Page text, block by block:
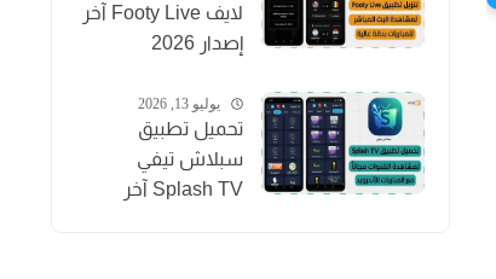
لايف Footy Live آخر
إصدار 2026
بث مباشر
يوليو 13, 2026
تحميل تطبيق
سبلاش تيفي
Splash TV آخر